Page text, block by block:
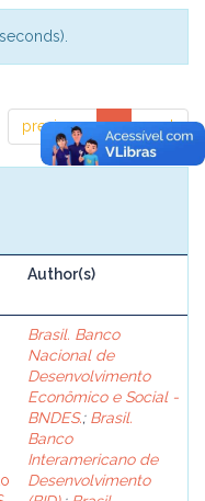
previous 1 next
Author(s)
Brasil. Banco
Nacional de
Desenvolvimento
Econômico e Social -
BNDES.; Brasil.
Banco
Interamericano de
Desenvolvimento